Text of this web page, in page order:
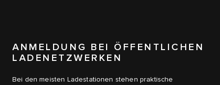
ANMELDUNG BEI ÖFFENTLICHEN
LADENETZWERKEN
Bei den meisten Ladestationen stehen praktische